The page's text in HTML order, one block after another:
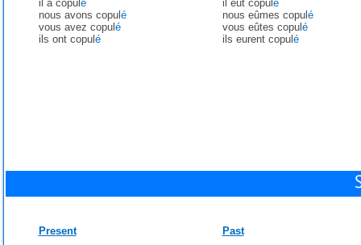
il a copul é
nous avons copul é
vous avez copul é
ils ont copul é
il eut copul é
nous eûmes copul é
vous eûtes copul é
ils eurent copul é
Present
Past